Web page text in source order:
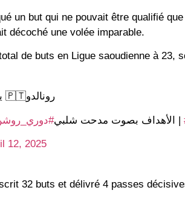
un but qui ne pouvait être qualifié
décoché une volée imparable.
de buts en Ligue saoudienne à
رونالدو🇵🇹 يعود بالنصر للمباراة(2-1)🏅🟡
🎙️ الأهداف بصوت مدحت شلبي |
12, 2025
32 buts et délivré 4 passes